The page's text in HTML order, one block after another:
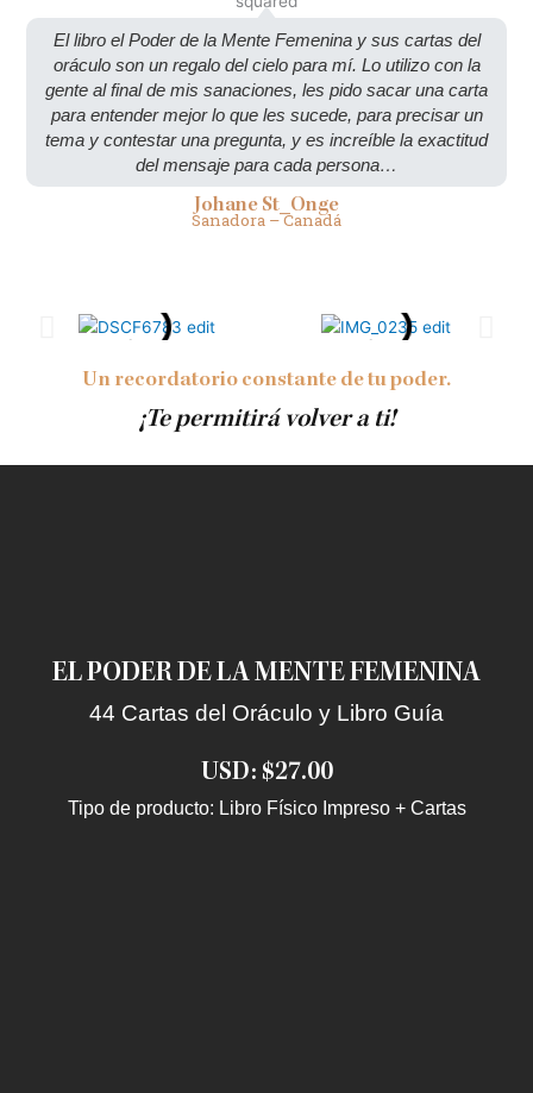
El libro el Poder de la Mente Femenina y sus cartas del
oráculo son un regalo del cielo para mí. Lo utilizo con la
gente al final de mis sanaciones, les pido sacar una carta
para entender mejor lo que les sucede, para precisar un
tema y contestar una pregunta, y es increíble la exactitud
del mensaje para cada persona…
Johane St_Onge
Sanadora – Canadá
Un recordatorio constante de tu poder.
¡Te permitirá volver a ti!
EL PODER DE LA MENTE FEMENINA
44 Cartas del Oráculo y Libro Guía
USD: $27.00
Tipo de producto: Libro Físico Impreso + Cartas